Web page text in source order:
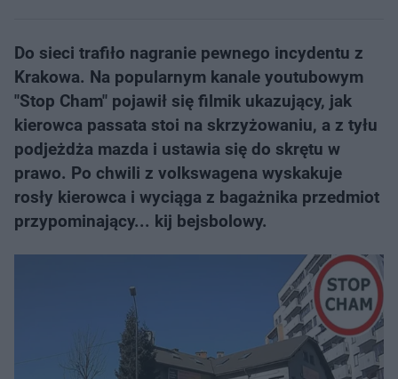
Do sieci trafiło nagranie pewnego incydentu z
Krakowa. Na popularnym kanale youtubowym
"Stop Cham" pojawił się filmik ukazujący, jak
kierowca passata stoi na skrzyżowaniu, a z tyłu
podjeżdża mazda i ustawia się do skrętu w
prawo. Po chwili z volkswagena wyskakuje
rosły kierowca i wyciąga z bagażnika przedmiot
przypominający... kij bejsbolowy.